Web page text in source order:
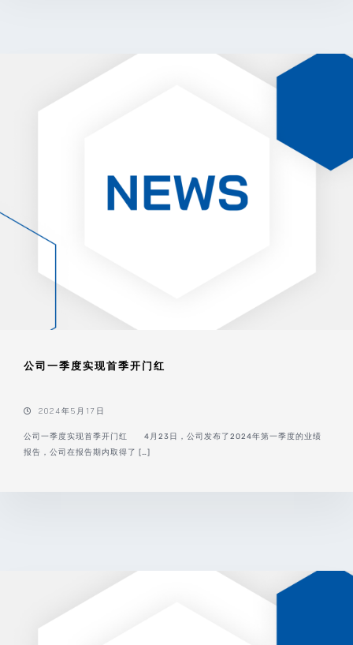
公司一季度实现首季开门红
2024年5月17日
公司一季度实现首季开门红 4月23日，公司发布了2024年第一季度的业绩
报告，公司在报告期内取得了 […]